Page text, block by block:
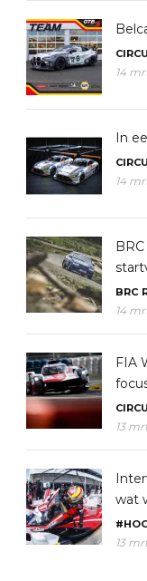
14
In
14
BRC
14
FIA
13
wat
13